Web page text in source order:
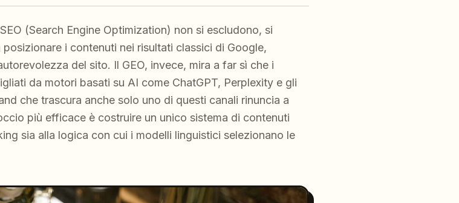
(Search Engine Optimization) non si escludono, si
i contenuti nei risultati classici di Google,
del sito. Il GEO, invece, mira a far sì che i
da motori basati su AI come ChatGPT, Perplexity e gli
che trascura anche solo uno di questi canali rinuncia a
più efficace è costruire un unico sistema di contenuti
sia alla logica con cui i modelli linguistici selezionano le